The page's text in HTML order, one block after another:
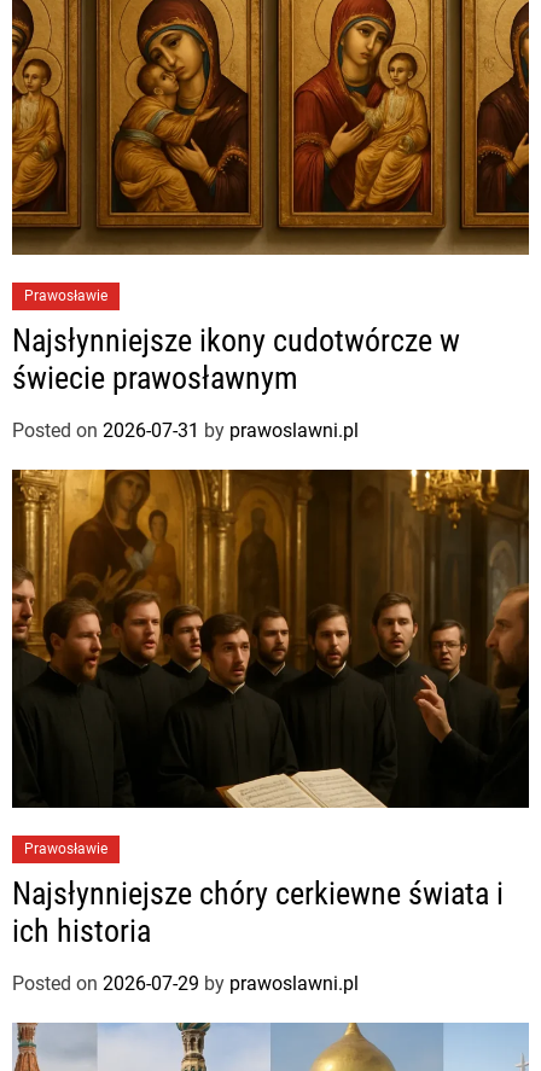
Prawosławie
Najsłynniejsze ikony cudotwórcze w
świecie prawosławnym
Posted on 2026-07-31 by prawoslawni.pl
Prawosławie
Najsłynniejsze chóry cerkiewne świata i
ich historia
Posted on 2026-07-29 by prawoslawni.pl